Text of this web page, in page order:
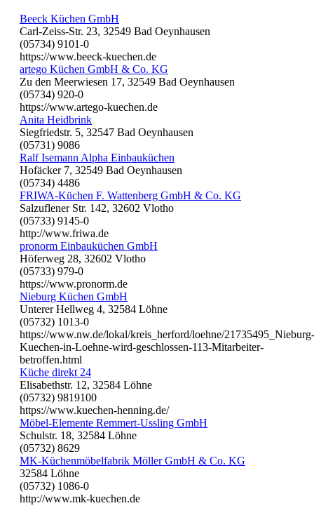
Beeck Küchen GmbH
Carl-Zeiss-Str. 23, 32549 Bad Oeynhausen
(05734) 9101-0
https://www.beeck-kuechen.de
artego Küchen GmbH & Co. KG
Zu den Meerwiesen 17, 32549 Bad Oeynhausen
(05734) 920-0
https://www.artego-kuechen.de
Anita Heidbrink
Siegfriedstr. 5, 32547 Bad Oeynhausen
(05731) 9086
Ralf Isemann Alpha Einbauküchen
Hofäcker 7, 32549 Bad Oeynhausen
(05734) 4486
FRIWA-Küchen F. Wattenberg GmbH & Co. KG
Salzuflener Str. 142, 32602 Vlotho
(05733) 9145-0
http://www.friwa.de
pronorm Einbauküchen GmbH
Höferweg 28, 32602 Vlotho
(05733) 979-0
https://www.pronorm.de
Nieburg Küchen GmbH
Unterer Hellweg 4, 32584 Löhne
(05732) 1013-0
https://www.nw.de/lokal/kreis_herford/loehne/21735495_Nieburg-
Kuechen-in-Loehne-wird-geschlossen-113-Mitarbeiter-
betroffen.html
Küche direkt 24
Elisabethstr. 12, 32584 Löhne
(05732) 9819100
https://www.kuechen-henning.de/
Möbel-Elemente Remmert-Ussling GmbH
Schulstr. 18, 32584 Löhne
(05732) 8629
MK-Küchenmöbelfabrik Möller GmbH & Co. KG
32584 Löhne
(05732) 1086-0
http://www.mk-kuechen.de